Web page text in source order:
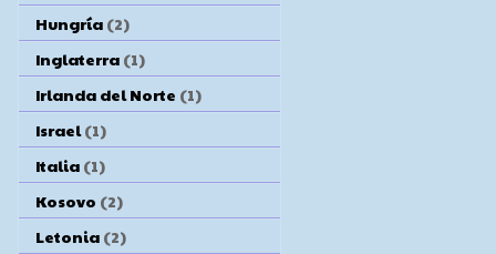
Hungría (2)
Inglaterra (1)
Irlanda del Norte (1)
Israel (1)
Italia (1)
Kosovo (2)
Letonia (2)